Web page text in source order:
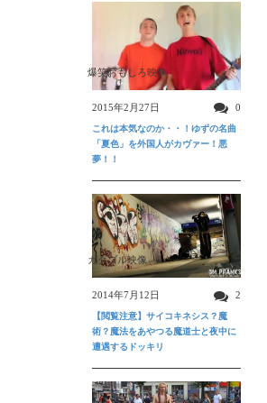
爆笑おもしろ映像
2015年2月27日 0
これは本気なのか・・！ゆずの名曲
「夏色」を外国人がカヴァー！悪
夢！！
ガクブル映像
2014年7月12日 2
【閲覧注意】サイコキネシス？魔
術？魔法をあやつる魔道士と夜中に
遭遇するドッキリ